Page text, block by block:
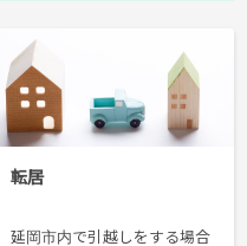
転居
延岡市内で引越しをする場合